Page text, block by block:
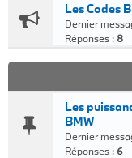
Les Codes
Dernier
Réponses : 8
Les
BMW
Dernier
Réponses : 6